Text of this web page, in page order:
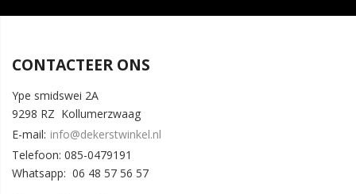
CONTACTEER ONS
Ype smidswei 2A
9298 RZ Kollumerzwaag
E-mail: info@dekerstwinkel.nl
Telefoon: 085-0479191
Whatsapp: 06 48 57 56 57